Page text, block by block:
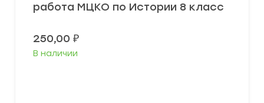
работа МЦКО по Истории 8 класс
250,00 ₽
В наличии